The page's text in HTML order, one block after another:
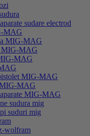
sudare electrod
MAG
MIG-MAG
MIG-MAG
MAG
MIG-MAG
MIG-MAG
MIG-MAG
sudura mig
suduri mig
wolfram